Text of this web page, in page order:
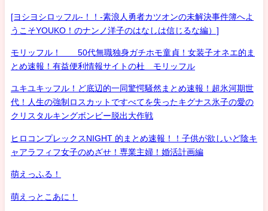
[ヨシヨシロッフル-！！-素浪人勇者カツオンの未解決事件簿へよ
うこそYOUKO！のナンノ洋子のはなしは信じるな編）]
モリッフル！ 50代無職独身ガチホモ童貞！女装子オネエ的ま
とめ速報！有益便利情報サイトの杜 モリッフル
ユキユキッフル！ど底辺的一同驚愕騒然まとめ速報！超氷河期世
代！人生の強制ロスカットですべてを失ったキグナス氷子の愛の
クリスタルキングボンビー脱出大作戦
ヒロコンプレックスNIGHT 的まとめ速報！！子供が欲しいど陰キ
ャアラフィフ女子のめざせ！専業主婦！婚活計画編
萌えっふる！
萌えっとこあに！